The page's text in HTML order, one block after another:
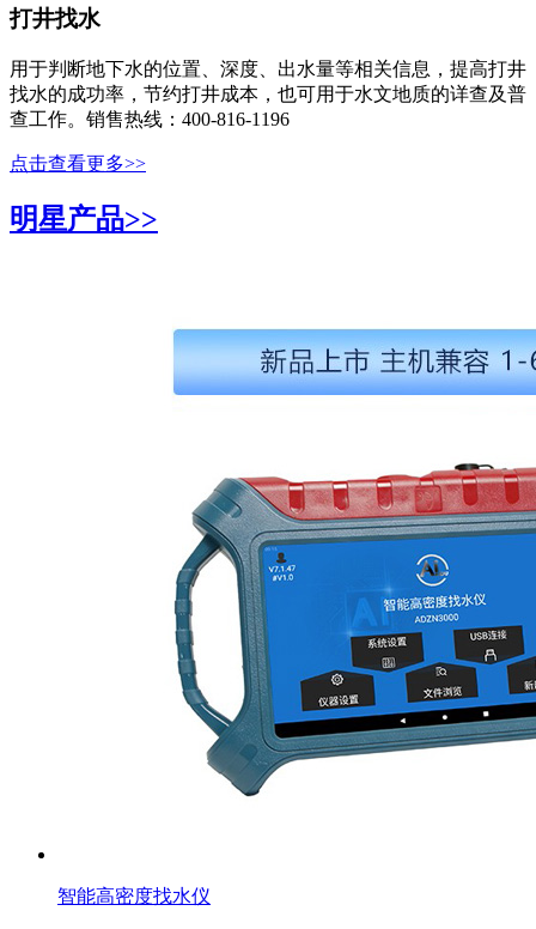
打井找水
用于判断地下水的位置、深度、出水量等相关信息，提高打井
找水的成功率，节约打井成本，也可用于水文地质的详查及普
查工作。销售热线：400-816-1196
点击查看更多>>
明星产品>>
智能高密度找水仪